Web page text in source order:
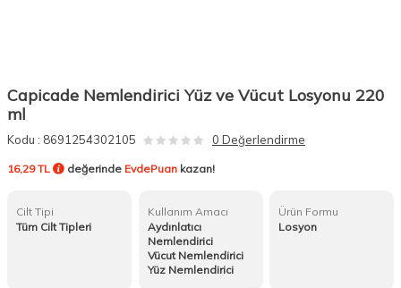
Capicade Nemlendirici Yüz ve Vücut Losyonu 220
ml
Kodu : 8691254302105 0 Değerlendirme
16,29 TL değerinde EvdePuan kazan!
Cilt Tipi
Tüm Cilt Tipleri
Kullanım Amacı
Aydınlatıcı
Nemlendirici
Vücut Nemlendirici
Yüz Nemlendirici
Ürün Formu
Losyon